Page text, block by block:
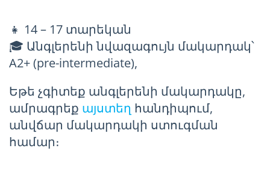
👧 14 – 17 տարեկան
🎓 Անգլերենի նվազագույն մակարդակ՝
A2+ (pre-intermediate),
Եթե չգիտեք անգլերենի մակարդակը,
ամրագրեք այստեղ հանդիպում,
անվճար մակարդակի ստուգման
համար։